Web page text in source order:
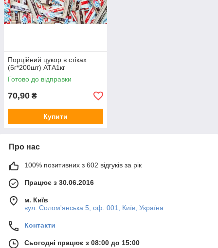
Порційний цукор в стіках
(5г*200шт) АТА1кг
Готово до відправки
70,90 ₴
Купити
Про нас
100% позитивних з 602 відгуків за рік
Працює з 30.06.2016
м. Київ
вул. Солом'янська 5, оф. 001, Київ, Україна
Контакти
Сьогодні працює з 08:00 до 15:00